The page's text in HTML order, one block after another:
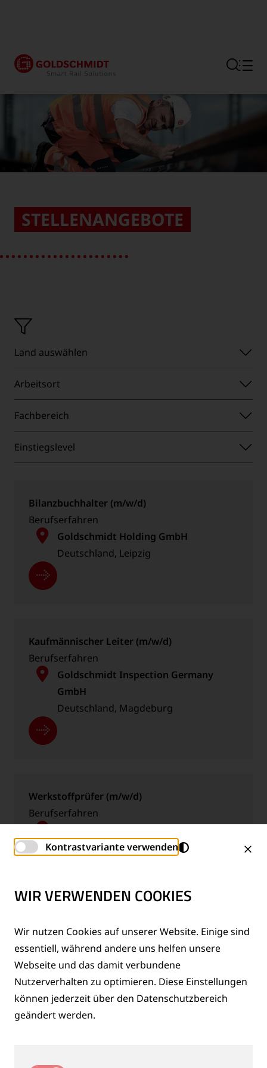
STELLENANGEBOTE
Land auswählen
Arbeitsort
Fachbereich
Einstiegslevel
Bilanzbuchhalter (m/w/d)
Berufserfahren
Goldschmidt Holding GmbH
Deutschland, Leipzig
Kaufmännischer Leiter (m/w/d)
Berufserfahren
Goldschmidt Inspection Germany
GmbH
Deutschland, Magdeburg
Werkstoffprüfer (m/w/d)
Berufserfahren
GmbH
Professional Salesperson / Business
Development Person (m/f/d)
Berufserfahren
Thermit Welding (GB) Limited
Vereinigtes Königreich, Rainham
Kontrastvariante verwenden
WIR VERWENDEN COOKIES
Wir nutzen Cookies auf unserer Website. Einige sind
essentiell, während andere uns helfen unsere
Webseite und das damit verbundene
Nutzerverhalten zu optimieren. Diese Einstellungen
können jederzeit über den Datenschutzbereich
geändert werden.